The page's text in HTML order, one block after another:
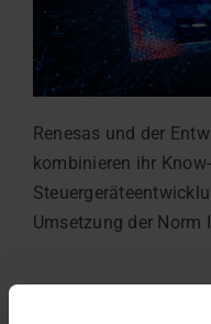
Renesas und der
kombinieren ihr
Umsetzung der Norm